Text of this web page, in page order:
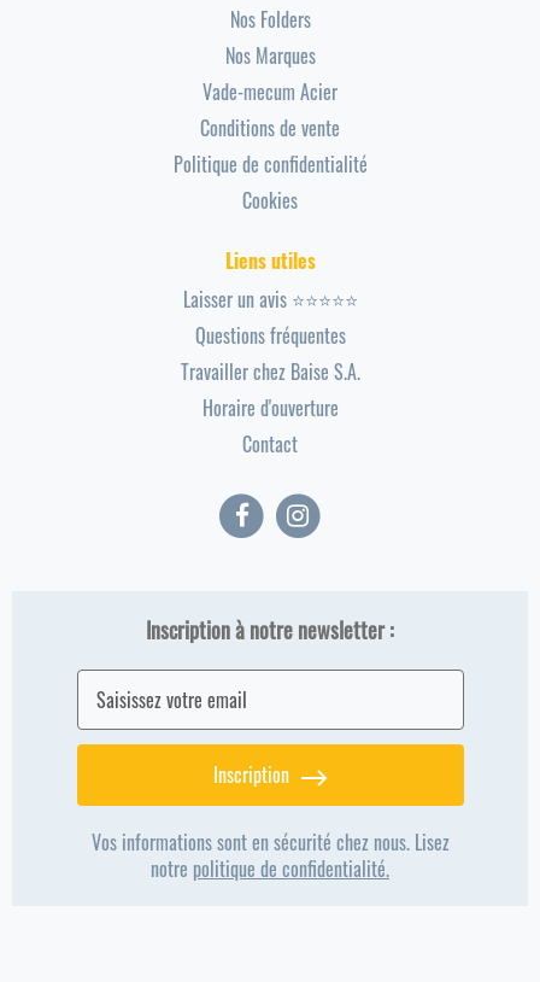
Nos Folders
Nos Marques
Vade-mecum Acier
Conditions de vente
Politique de confidentialité
Cookies
Liens utiles
Laisser un avis ⭐⭐⭐⭐⭐
Questions fréquentes
Travailler chez Baise S.A.
Horaire d'ouverture
Contact
Inscription à notre newsletter :
Inscription
Vos informations sont en sécurité chez nous. Lisez
notre politique de confidentialité.